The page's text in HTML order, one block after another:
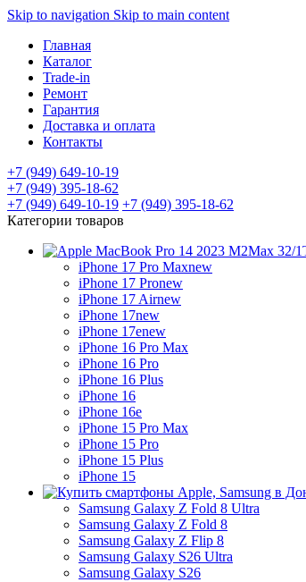
Skip to navigation Skip to main content
Главная
Каталог
Trade-in
Ремонт
Гарантия
Доставка и оплата
Контакты
+7 (949) 649-10-19
+7 (949) 395-18-62
+7 (949) 649-10-19 +7 (949) 395-18-62
Категории товаров
iPhone 17 Pro Maxnew
iPhone 17 Pronew
iPhone 17 Airnew
iPhone 17new
iPhone 17enew
iPhone 16 Pro Max
iPhone 16 Pro
iPhone 16 Plus
iPhone 16
iPhone 16e
iPhone 15 Pro Max
iPhone 15 Pro
iPhone 15 Plus
iPhone 15
Samsung Galaxy Z Fold 8 Ultra
Samsung Galaxy Z Fold 8
Samsung Galaxy Z Flip 8
Samsung Galaxy S26 Ultra
Samsung Galaxy S26